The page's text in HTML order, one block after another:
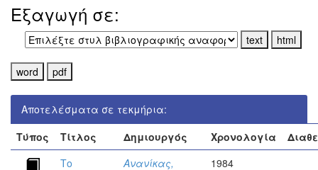
Εξαγωγή σε:
Αποτελέσματα σε τεκμήρια:
Τύπος
Τίτλος Δημιουργός Χρονολογία
Το
Ανανίκας,
1984